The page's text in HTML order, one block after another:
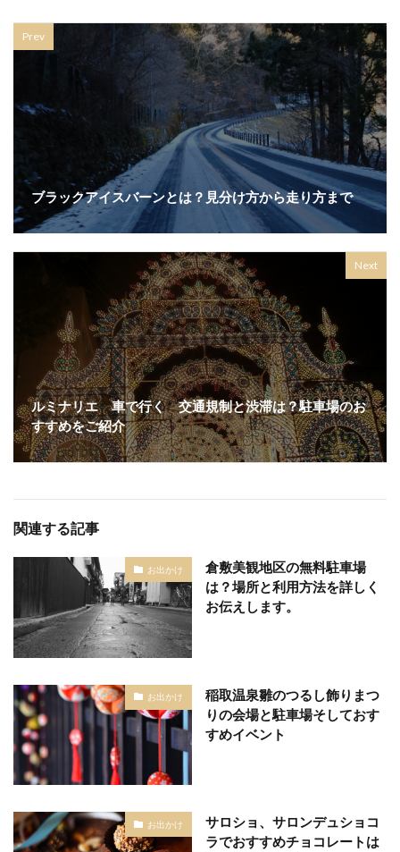
Prev
ブラックアイスバーンとは？見分け方から走り方まで
Next
ルミナリエ 車で行く 交通規制と渋滞は？駐車場のお
すすめをご紹介
関連する記事
お出かけ
倉敷美観地区の無料駐車場
は？場所と利用方法を詳しく
お伝えします。
お出かけ
稲取温泉雛のつるし飾りまつ
りの会場と駐車場そしておす
すめイベント
お出かけ
サロショ、サロンデュショコ
ラでおすすめチョコレートは